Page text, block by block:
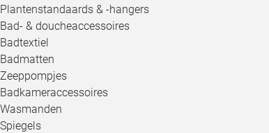
Plantenstandaards & -hangers
Bad- & doucheaccessoires
Badtextiel
Badmatten
Zeeppompjes
Badkameraccessoires
Wasmanden
Spiegels